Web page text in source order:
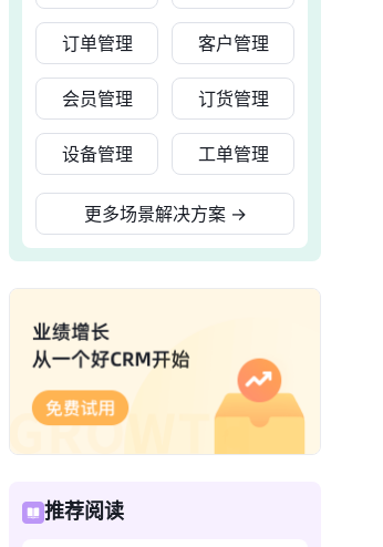
订单管理 客户管理
会员管理 订货管理
设备管理 工单管理
更多场景解决方案 →
推荐阅读